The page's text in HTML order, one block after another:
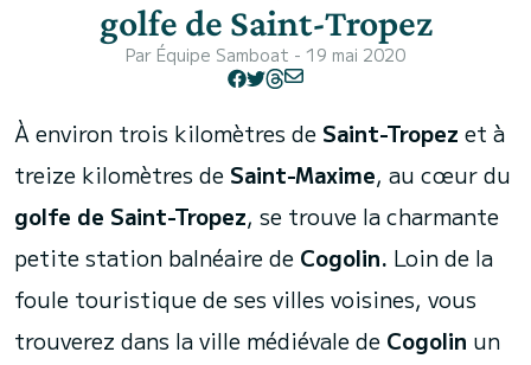
golfe de Saint-Tropez
Par Équipe Samboat - 19 mai 2020
À environ trois kilomètres de Saint-Tropez et à
treize kilomètres de Saint-Maxime, au cœur du
golfe de Saint-Tropez, se trouve la charmante
petite station balnéaire de Cogolin. Loin de la
foule touristique de ses villes voisines, vous
trouverez dans la ville médiévale de Cogolin un